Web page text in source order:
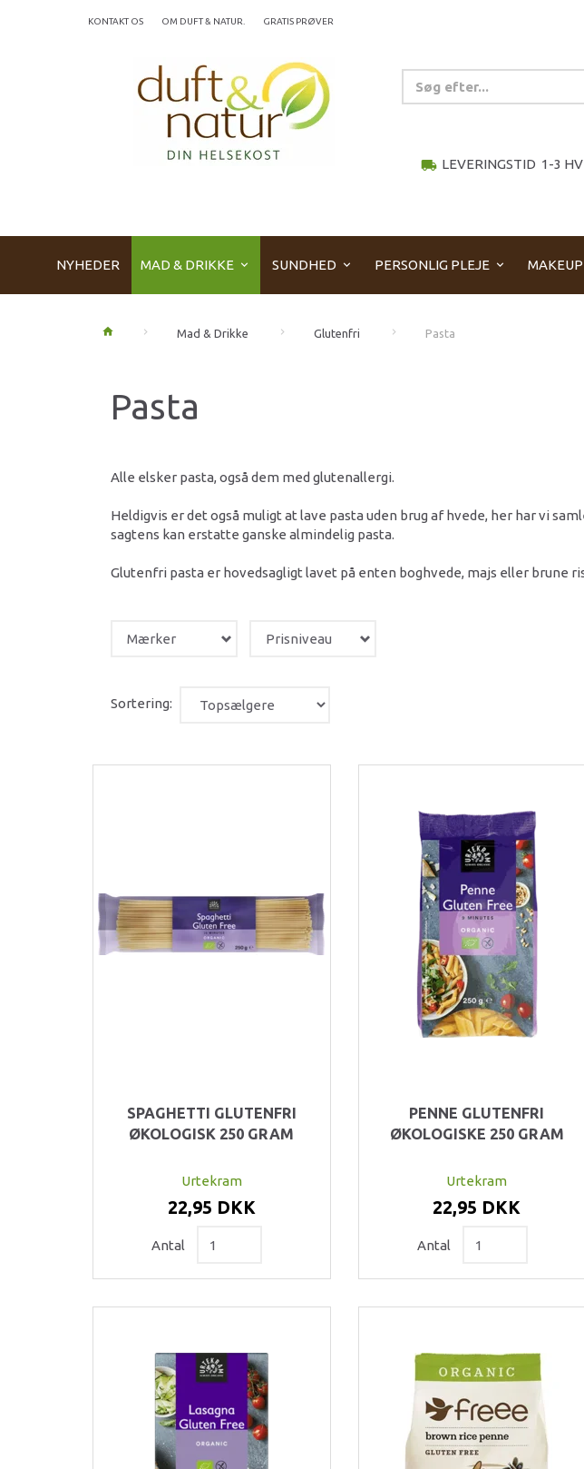
KONTAKT OS OM DUFT & NATUR. GRATIS PRØVER
local_shipping LEVERINGSTID 1-3
NYHEDER MAD & DRIKKE SUNDHED PERSONLIG PLEJE MAKEUP
Mad & Drikke Glutenfri Pasta
Pasta
Alle elsker pasta, også dem med glutenallergi.
Heldigvis er det også muligt at lave pasta uden brug af hvede, her har vi
sagtens kan erstatte ganske almindelig pasta.
Glutenfri pasta er hovedsagligt lavet på enten boghvede, majs eller brune
Mærker Prisniveau
Sortering:
SPAGHETTI GLUTENFRI
ØKOLOGISK 250 GRAM
Urtekram
22,95 DKK
Antal
PENNE GLUTENFRI
ØKOLOGISKE 250 GRAM
Urtekram
22,95 DKK
Antal